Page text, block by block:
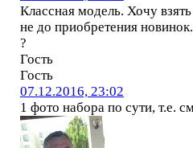
Классная модель. Хочу
не до приобретения
?
Гость
Гость
07.12.2016, 23:02
1 фото набора по сути, т.е.